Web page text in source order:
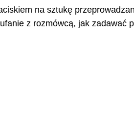
na sztukę
z rozmówcą, jak zadawać